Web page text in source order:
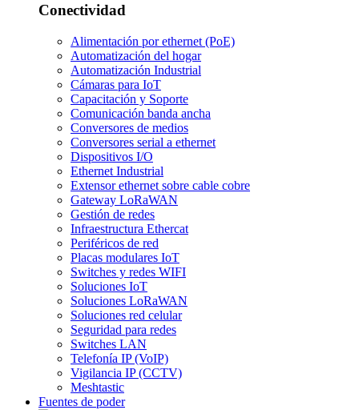
Conectividad
Alimentación por ethernet (PoE)
Automatización del hogar
Automatización Industrial
Cámaras para IoT
Capacitación y Soporte
Comunicación banda ancha
Conversores de medios
Conversores serial a ethernet
Dispositivos I/O
Ethernet Industrial
Extensor ethernet sobre cable cobre
Gateway LoRaWAN
Gestión de redes
Infraestructura Ethercat
Periféricos de red
Placas modulares IoT
Switches y redes WIFI
Soluciones IoT
Soluciones LoRaWAN
Soluciones red celular
Seguridad para redes
Switches LAN
Telefonía IP (VoIP)
Vigilancia IP (CCTV)
Meshtastic
Fuentes de poder